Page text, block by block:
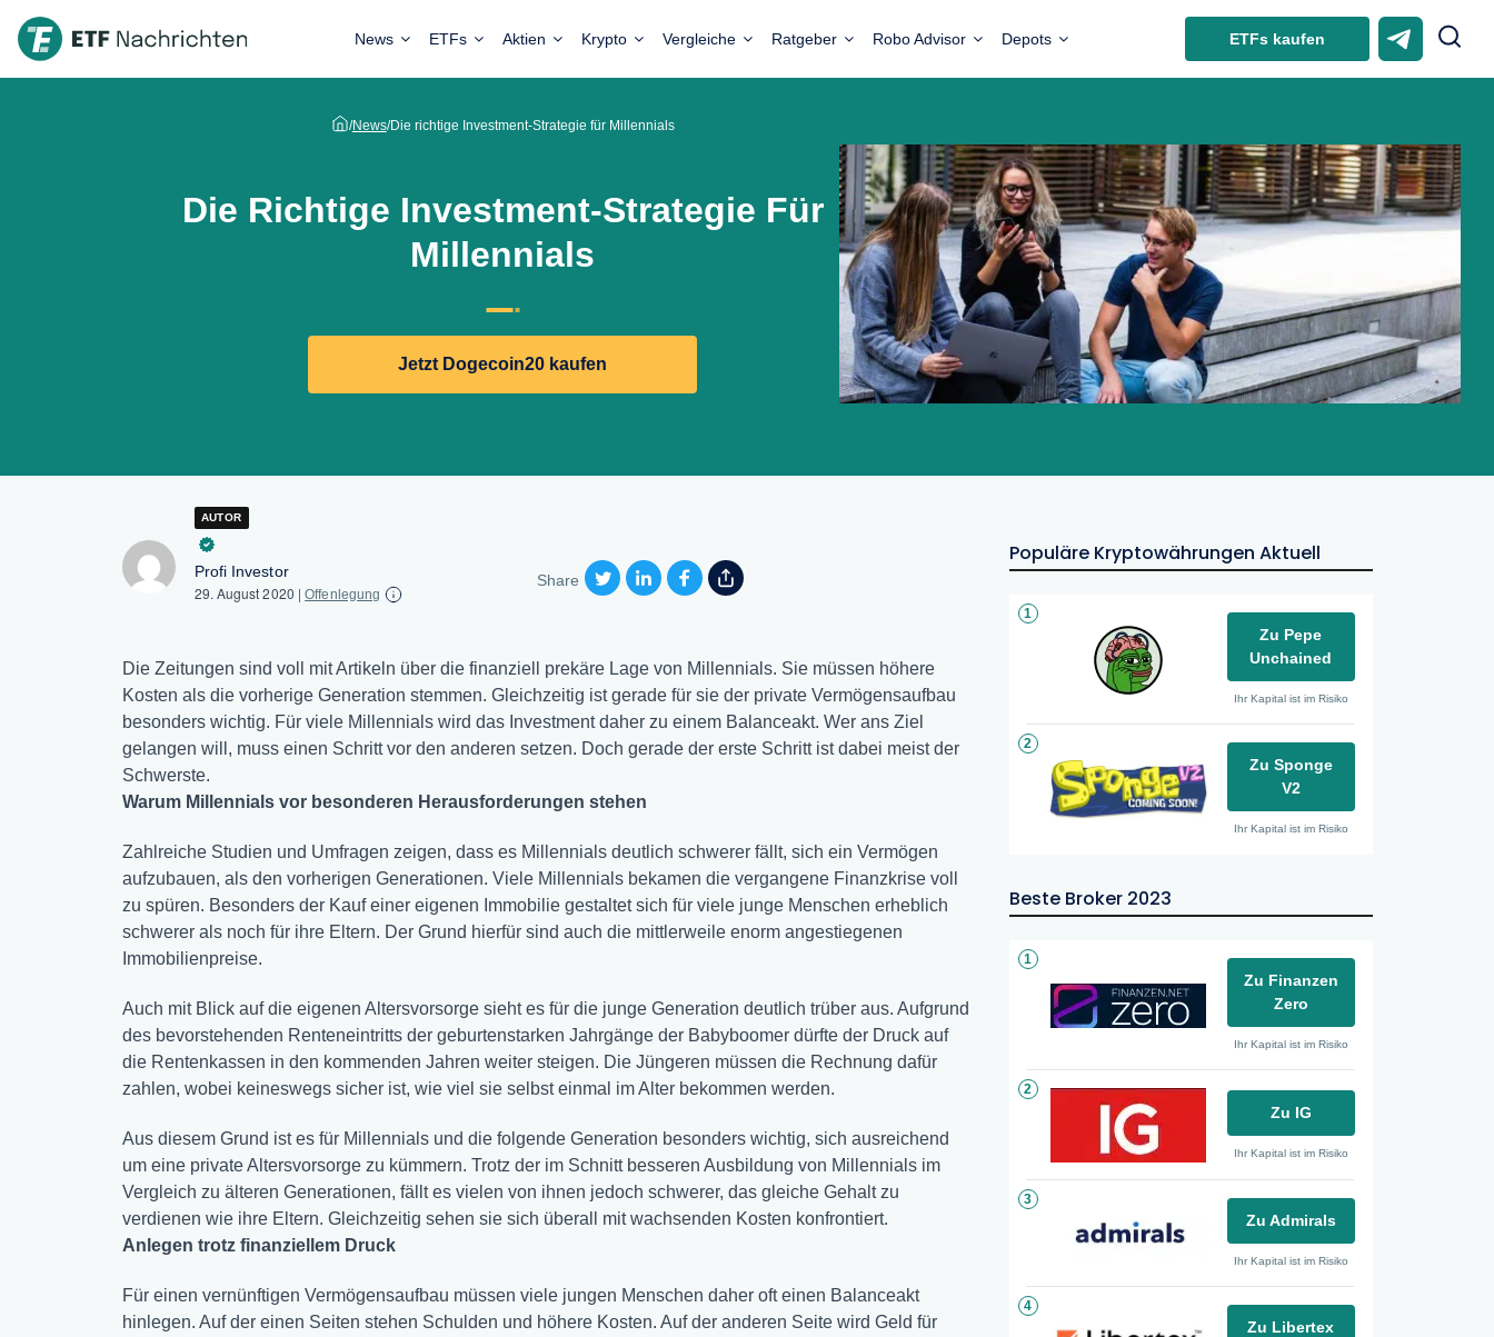
News ETFs Aktien Krypto Vergleiche Ratgeber Robo Advisor Depots ETFs kaufen
/News/Die richtige Investment-Strategie für Millennials
Die Richtige Investment-Strategie Für
Millennials
Jetzt Dogecoin20 kaufen
AUTOR
Profi Investor
29. August 2020 |Offenlegung
Share
Die Zeitungen sind voll mit Artikeln über die finanziell prekäre Lage von Millennials. Sie müssen höhere
Kosten als die vorherige Generation stemmen. Gleichzeitig ist gerade für sie der private Vermögensaufbau
besonders wichtig. Für viele Millennials wird das Investment daher zu einem Balanceakt. Wer ans Ziel
gelangen will, muss einen Schritt vor den anderen setzen. Doch gerade der erste Schritt ist dabei meist der
Schwerste.
Warum Millennials vor besonderen Herausforderungen stehen
Zahlreiche Studien und Umfragen zeigen, dass es Millennials deutlich schwerer fällt, sich ein Vermögen
aufzubauen, als den vorherigen Generationen. Viele Millennials bekamen die vergangene Finanzkrise voll
zu spüren. Besonders der Kauf einer eigenen Immobilie gestaltet sich für viele junge Menschen erheblich
schwerer als noch für ihre Eltern. Der Grund hierfür sind auch die mittlerweile enorm angestiegenen
Immobilienpreise.
Auch mit Blick auf die eigenen Altersvorsorge sieht es für die junge Generation deutlich trüber aus. Aufgrund
des bevorstehenden Renteneintritts der geburtenstarken Jahrgänge der Babyboomer dürfte der Druck auf
die Rentenkassen in den kommenden Jahren weiter steigen. Die Jüngeren müssen die Rechnung dafür
zahlen, wobei keineswegs sicher ist, wie viel sie selbst einmal im Alter bekommen werden.
Aus diesem Grund ist es für Millennials und die folgende Generation besonders wichtig, sich ausreichend
um eine private Altersvorsorge zu kümmern. Trotz der im Schnitt besseren Ausbildung von Millennials im
Vergleich zu älteren Generationen, fällt es vielen von ihnen jedoch schwerer, das gleiche Gehalt zu
verdienen wie ihre Eltern. Gleichzeitig sehen sie sich überall mit wachsenden Kosten konfrontiert.
Anlegen trotz finanziellem Druck
Für einen vernünftigen Vermögensaufbau müssen viele jungen Menschen daher oft einen Balanceakt
hinlegen. Auf der einen Seiten stehen Schulden und höhere Kosten. Auf der anderen Seite wird Geld für
Populäre Kryptowährungen Aktuell
1
Zu Pepe
Unchained
Ihr Kapital ist im Risiko
2
Zu Sponge
V2
Ihr Kapital ist im Risiko
Beste Broker 2023
1
Zu Finanzen
Zero
Ihr Kapital ist im Risiko
2
Zu IG
Ihr Kapital ist im Risiko
3
Zu Admirals
Ihr Kapital ist im Risiko
4
Zu Libertex